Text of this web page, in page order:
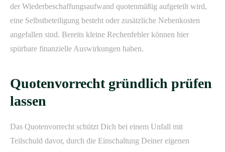
der Wiederbeschaffungsaufwand quotenmäßig aufgeteilt wird,
eine Selbstbeteiligung besteht oder zusätzliche Nebenkosten
angefallen sind. Bereits kleine Rechenfehler können hier
spürbare finanzielle Auswirkungen haben.
Quotenvorrecht gründlich prüfen
lassen
Das Quotenvorrecht schützt Dich bei einem Unfall mit
Teilschuld davor, durch die Einschaltung Deiner eigenen